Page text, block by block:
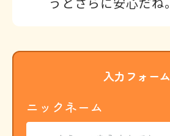
入力フォーム
ニックネーム